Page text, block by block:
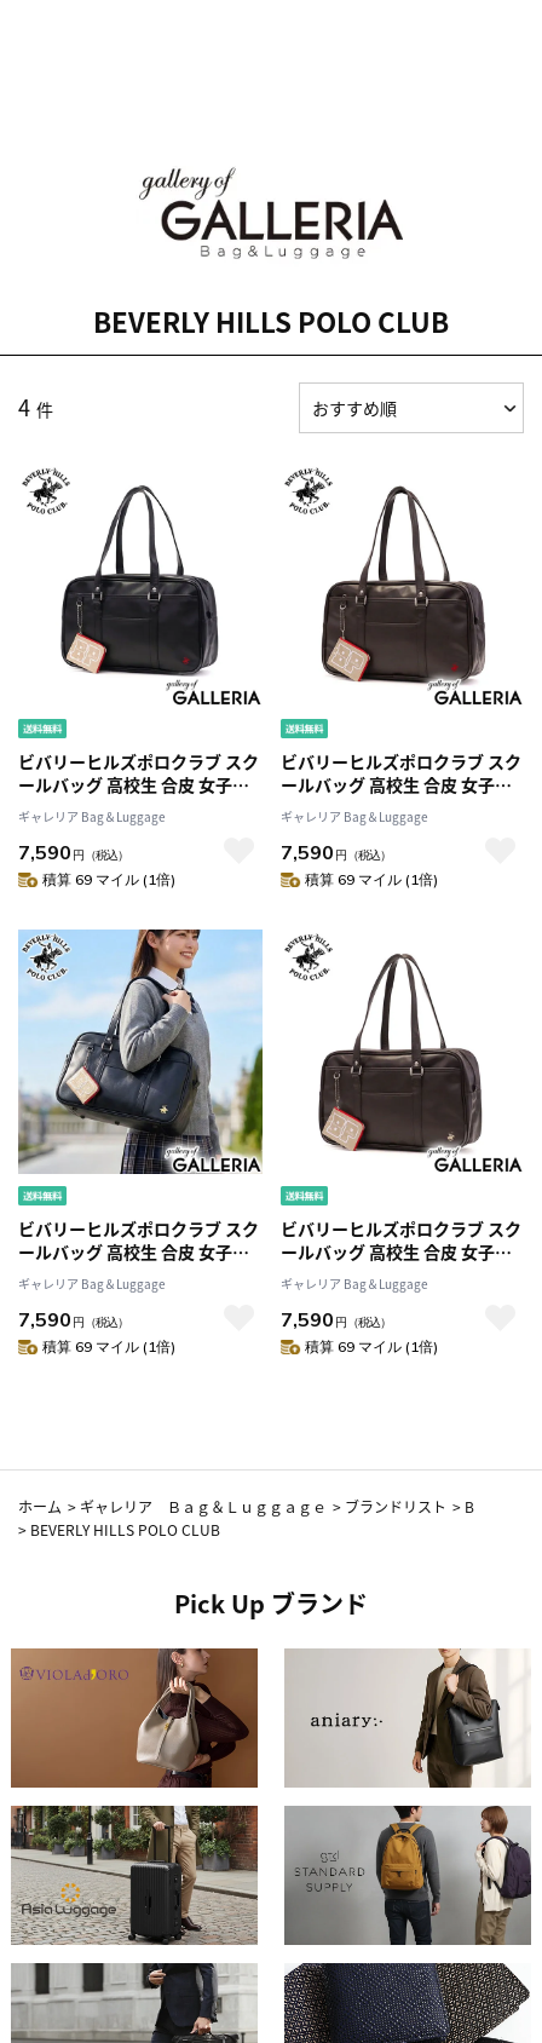
BEVERLY HILLS POLO CLUB
4 件
ビバリーヒルズポロクラブ スク
ールバッグ 高校生 合皮 女子高
生 BEVERLY HILLS POLO
CLUB ブラウン A4 ブランド ス
クバ 女子 大きめ バッグ 通学バ
ッグ 通学 かわいい 黒 ブラック
ギャレリア Bag＆Luggage
7,590 円 （税込）
積算 69 マイル (1倍)
ビバリーヒルズポロクラブ スク
ールバッグ 高校生 合皮 女子高
生 BEVERLY HILLS POLO
CLUB ブラウン A4 ブランド ス
クバ 女子 大きめ バッグ 通学バ
ッグ 通学 かわいい 黒 ブラック
ギャレリア Bag＆Luggage
7,590 円 （税込）
積算 69 マイル (1倍)
ビバリーヒルズポロクラブ スク
ールバッグ 高校生 合皮 女子高
生 BEVERLY HILLS POLO
CLUB ブラウン A4 ブランド ス
クバ 女子 大きめ バッグ 通学バ
ッグ 通学 かわいい 黒 ブラック
ギャレリア Bag＆Luggage
7,590 円 （税込）
積算 69 マイル (1倍)
ビバリーヒルズポロクラブ スク
ールバッグ 高校生 合皮 女子高
生 BEVERLY HILLS POLO
CLUB ブラウン A4 ブランド ス
クバ 女子 大きめ バッグ 通学バ
ッグ 通学 かわいい 黒 ブラック
ギャレリア Bag＆Luggage
7,590 円 （税込）
積算 69 マイル (1倍)
ホーム > ギャレリア Ｂａｇ＆Ｌｕｇｇａｇｅ > ブランドリスト > B
> BEVERLY HILLS POLO CLUB
Pick Up ブランド